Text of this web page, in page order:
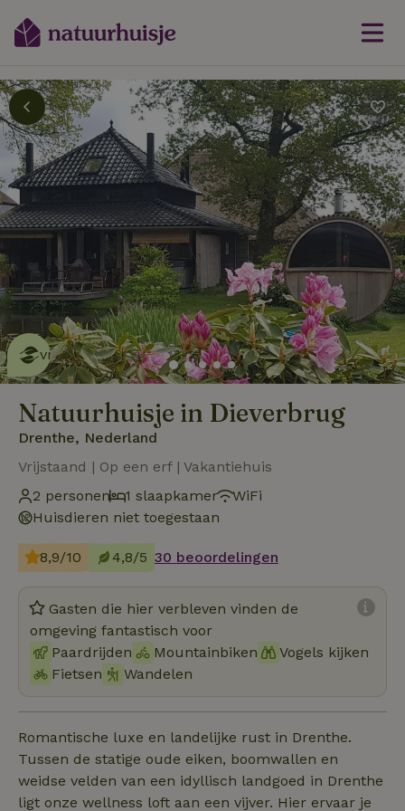
Dit natuurhuisje is eco-
vriendelijklees meer
Natuurhuisje in Dieverbrug
Drenthe, Nederland
Vrijstaand | Op een erf | Vakantiehuis
2 personen
1 slaapkamer
WiFi
Huisdieren niet toegestaan
8,9/10 4,8/5 30 beoordelingen
Gasten die hier verbleven vinden de
omgeving fantastisch voor
Paardrijden
Mountainbiken
Vogels kijken
Fietsen
Wandelen
Romantische luxe en landelijke rust in Drenthe.
Tussen de statige oude eiken, boomwallen en
weidse velden van een idyllisch landgoed in Drenthe
ligt onze wellness loft aan een vijver. Hier ervaar je